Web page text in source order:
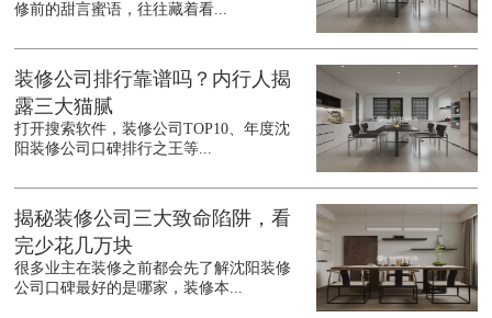
修前的甜言蜜语，往往藏着看...
装修公司排行靠谱吗？内行人揭
露三大猫腻
打开搜索软件，装修公司TOP10、年度沈
阳装修公司口碑排行之王等...
揭秘装修公司三大致命陷阱，看
完少花几万块
很多业主在装修之前都会先了解沈阳装修
公司口碑最好的是哪家，装修本...